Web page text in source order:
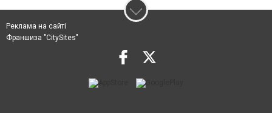
Реклама на сайті
Франшиза "CitySites"